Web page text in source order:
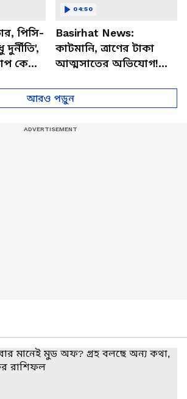
পিসি-
কেয়া
Basirhat News:
কাটমানি, ত্রাণের টাকা
আত্মসাতের অভিযোগ!
বাড়িতে ক্ষোভে ফেটে পড়ল
এলাকা
04:50
আরও পড়ুন